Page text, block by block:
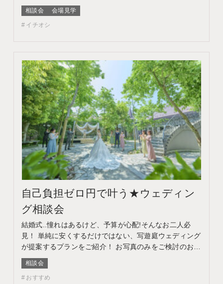
案♪ このフェアに含まれるコンテンツ フェア特典 特典内
容 WEBサイトよりフェア予約をしていただき、ご来館
いただいた方限定でエンゲージメントフォトをプレゼン
相談会 会場見学
イチオシ
自己負担ゼロ円で叶う★ウェディン
グ相談会
結婚式..憧れはあるけど、予算が心配!そんなお二人必
見！ 単純に安くするだけではない、写遊庭ウェディング
が提案するプランをご紹介！ お写真のみをご検討のお客
様はフォトウェディング相談会へ このフェアに含まれる
コンテンツ フェア特典 特典内容 WEBサイトよりフェア
予約をしていただき、ご来館いただいた方限定でエンゲ
相談会
おすすめ